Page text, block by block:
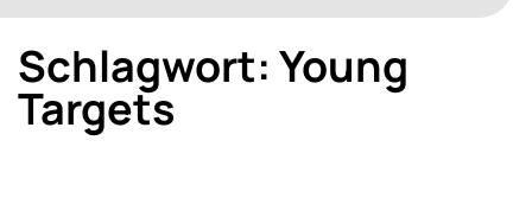
Schlagwort: Young
Targets